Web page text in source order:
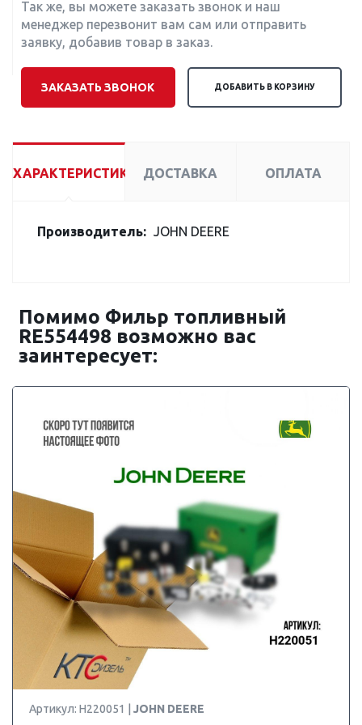
Так же, вы можете заказать звонок и наш
менеджер перезвонит вам сам или отправить
заявку, добавив товар в заказ.
ЗАКАЗАТЬ ЗВОНОК ДОБАВИТЬ В КОРЗИНУ
ХАРАКТЕРИСТИКИ ДОСТАВКА ОПЛАТА
Производитель: JOHN DEERE
Помимо Фильр топливный
RE554498 возможно вас
заинтересует:
Артикул: H220051 | JOHN DEERE